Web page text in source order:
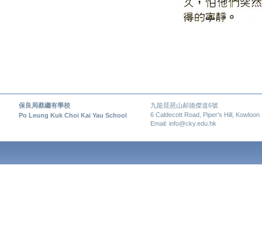
保良局蔡繼有學校
九龍琵琶山郝德傑道6號
Po Leung Kuk Choi Kai Yau School
6 Caldecott Road, Piper’s Hill, Kowloon
Email: info@cky.edu.hk